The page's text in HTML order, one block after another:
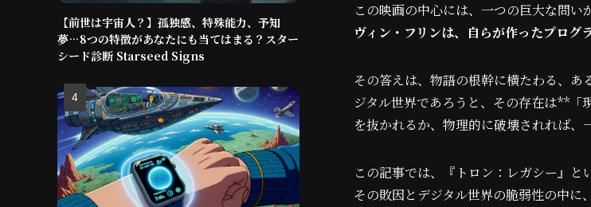
この映画の中心には、一つの巨大な問い
ヴィン・フリンは、自らが作ったプログ
その答えは、物語の根幹に横たわる、
ジタル世界であろうと、その存在は**「
を抜かれるか、物理的に破壊されれば、
この記事では、『トロン：レガシー』と
その敗因とデジタル世界の脆弱性の中
【前世は宇宙人？】孤独感、特殊能力、予知
夢…8つの特徴があなたにも当てはまる？スター
シード診断 Starseed Signs